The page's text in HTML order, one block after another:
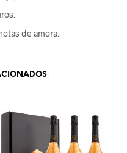
de amora.